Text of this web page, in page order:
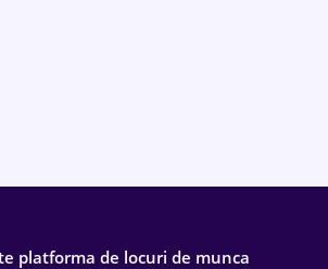
platforma de locuri de munca